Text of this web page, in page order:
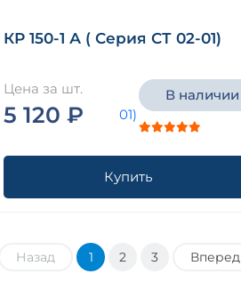
КР 150-1 А ( Серия СТ 02-01)
Цена за шт.
5 120 ₽
В наличии
Купить
Назад 1 2 3 Вперед